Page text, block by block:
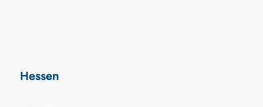
Hessen